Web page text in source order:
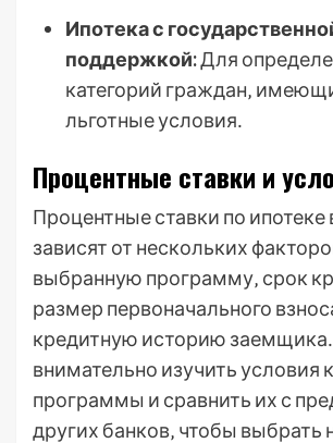
Ипотека с
поддержкой:Для
категорий граждан‚
льготные условия․
Процентные ставки и
Процентные ставки по
зависят от нескольких
выбранную программу‚ срок
размер первоначального
кредитную историю
внимательно изучить условия
программы и сравнить их с
других банков‚ чтобы выбрать